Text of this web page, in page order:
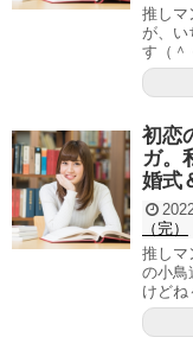
推しマ
が、い
す（＾
初恋
ガ。
婚式
（完）
推しマ
の小鳥
けどね